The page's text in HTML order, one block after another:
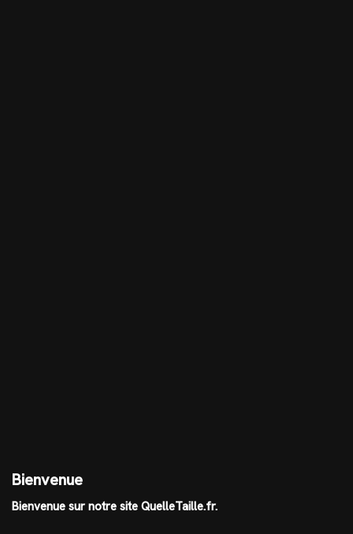
Bienvenue
Bienvenue sur notre site QuelleTaille.fr.